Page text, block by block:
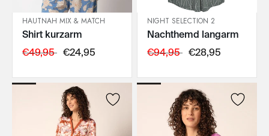
IN DEN WARENKORB
HAUTNAH MIX & MATCH
Shirt kurzarm
€49,95 €24,95
IN DEN WARENKORB
NIGHT SELECTION 2
Nachthemd langarm
€94,95 €28,95